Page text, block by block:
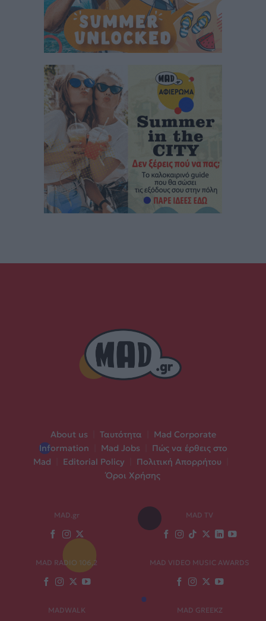
About us Ταυτότητα
Mad Corporate
Information
Mad Jobs
Πώς να έρθεις στο
Mad
Editorial Policy Πολιτική Απορρήτου
Όροι Χρήσης
MAD.gr MAD TV
MAD RADIO 106,2 MAD VIDEO MUSIC AWARDS
MADWALK MAD GREEKZ